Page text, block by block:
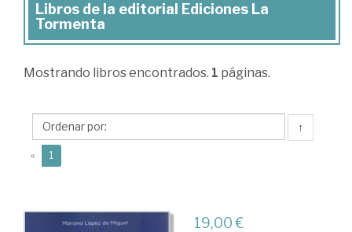
Libros
de
la
Ediciones
La
Tormenta
Libros de la editorial Ediciones La
Tormenta
Mostrando libros encontrados. 1 páginas.
↑
« 1
19,00 €